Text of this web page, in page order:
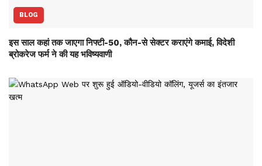
BLOG
इस साल कहां तक जाएगा निफ्टी-50, कौन-से सेक्‍टर कराएंगे कमाई, विदेशी
ब्रोकरेज फर्म ने की यह भविष्‍यवाणी